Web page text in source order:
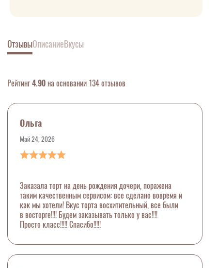
ОтзывыОписаниеВкусы
Рейтинг4.90 на основании 134 отзывов
Ольга
Май 24, 2026
Заказала торт на день рождения дочери, поражена
таким качественным сервисом: все сделано вовремя и
как мы хотели! Вкус торта восхитительный, все были
в восторге!!!! Будем заказывать только у вас!!!!
Просто класс!!!!! Спасибо!!!!!